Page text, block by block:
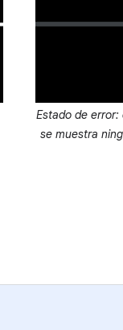
Estado de
se muestra